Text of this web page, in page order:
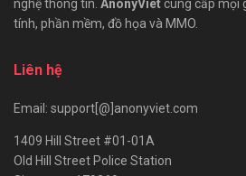
nghệ thông tin. AnonyViet cung cấp mọi
tính, phần mềm, đồ họa và MMO.
Liên hệ
Email: support[@]anonyviet.com
1409 Hill Street #01-01A
Old Hill Street Police Station